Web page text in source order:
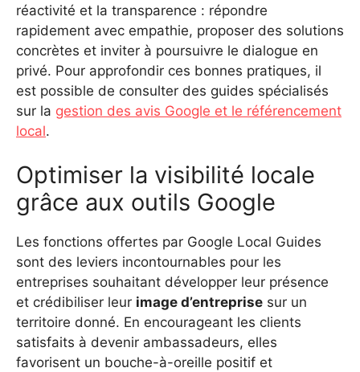
réactivité et la transparence : répondre
rapidement avec empathie, proposer des solutions
concrètes et inviter à poursuivre le dialogue en
privé. Pour approfondir ces bonnes pratiques, il
est possible de consulter des guides spécialisés
sur la gestion des avis Google et le référencement
local.
Optimiser la visibilité locale
grâce aux outils Google
Les fonctions offertes par Google Local Guides
sont des leviers incontournables pour les
entreprises souhaitant développer leur présence
et crédibiliser leur image d’entreprise sur un
territoire donné. En encourageant les clients
satisfaits à devenir ambassadeurs, elles
favorisent un bouche-à-oreille positif et